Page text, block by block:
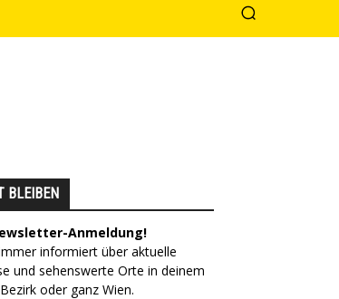
BLEIBEN
Anmeldung!
informiert über aktuelle
und sehenswerte Orte in deinem
Bezirk oder ganz Wien.